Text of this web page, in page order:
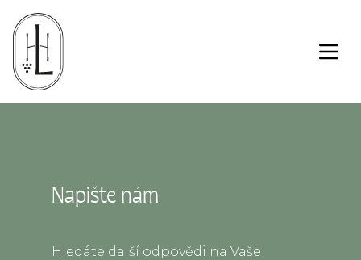
Napište nám
Hledáte další odpovědi na Vaše